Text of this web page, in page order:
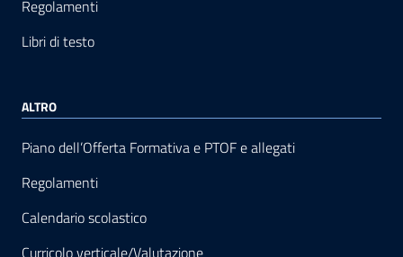
Regolamenti
Libri di testo
ALTRO
Piano dell’Offerta Formativa e PTOF e allegati
Regolamenti
Calendario scolastico